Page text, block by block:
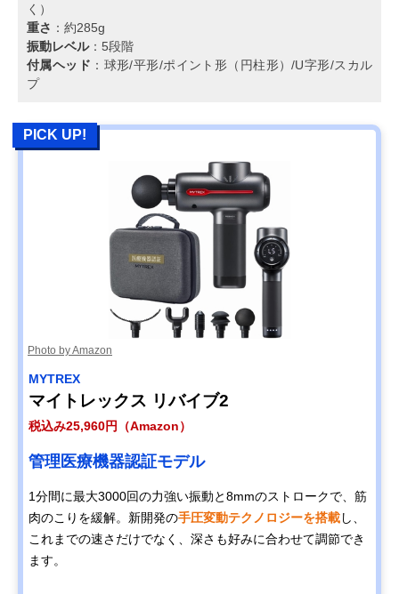
く）
重さ ：約285g
振動レベル：5段階
付属ヘッド ：球形/平形/ポイント形（円柱形）/U字形/スカル
プ
PICK UP!
Photo by Amazon
MYTREX
マイトレックス リバイブ2
税込み25,960円（Amazon）
管理医療機器認証モデル
1分間に最大3000回の力強い振動と8mmのストロークで、筋
肉のこりを緩解。新開発の手圧変動テクノロジーを搭載し、
これまでの速さだけでなく、深さも好みに合わせて調節でき
ます。